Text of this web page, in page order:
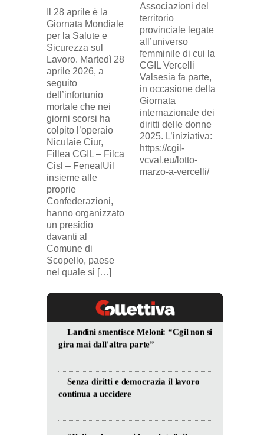
Il 28 aprile è la
Giornata Mondiale
per la Salute e
Sicurezza sul
Lavoro. Martedì 28
aprile 2026, a
seguito
dell’infortunio
mortale che nei
giorni scorsi ha
colpito l’operaio
Niculaie Ciur,
Fillea CGIL – Filca
Cisl – FenealUil
insieme alle
proprie
Confederazioni,
hanno organizzato
un presidio
davanti al
Comune di
Scopello, paese
nel quale si […]
Associazioni del
territorio
provinciale legate
all’universo
femminile di cui la
CGIL Vercelli
Valsesia fa parte,
in occasione della
Giornata
internazionale dei
diritti delle donne
2025. L’iniziativa:
https://cgil-
vcval.eu/lotto-
marzo-a-vercelli/